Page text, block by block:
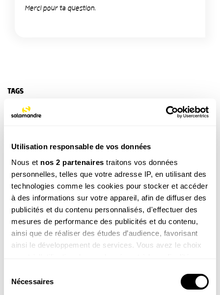
Utilisation responsable de vos données
Nous et nos 2 partenaires traitons vos données
personnelles, telles que votre adresse IP, en utilisant des
technologies comme les cookies pour stocker et accéder
à des informations sur votre appareil, afin de diffuser des
publicités et du contenu personnalisés, d'effectuer des
mesures de performance des publicités et du contenu,
ainsi que de réaliser des études d’audience, favorisant
ainsi le développement de services. Vous avez le choix
tout moment en consultant la Déclaration relative aux
cookies ou en cliquant sur l'icône de confidentialité.
Nécessaires
Merci pour ta question.
TAGS
Oiseau
NOS 3 REVUES
REVUE SALAMANDRE
Plongez au coeur d'une nature insolite près de chez
vous
Découvrir la revue